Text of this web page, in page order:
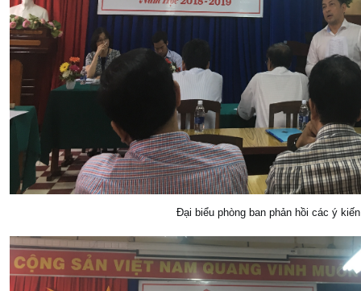
Đại biểu phòng ban phản hồi các ý